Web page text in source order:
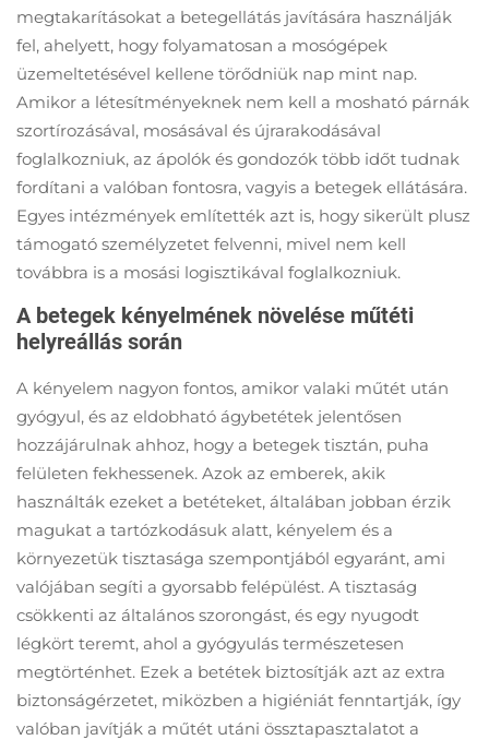
megtakarításokat a betegellátás javítására használják
fel, ahelyett, hogy folyamatosan a mosógépek
üzemeltetésével kellene törődniük nap mint nap.
Amikor a létesítményeknek nem kell a mosható párnák
szortírozásával, mosásával és újrarakodásával
foglalkozniuk, az ápolók és gondozók több időt tudnak
fordítani a valóban fontosra, vagyis a betegek ellátására.
Egyes intézmények említették azt is, hogy sikerült plusz
támogató személyzetet felvenni, mivel nem kell
továbbra is a mosási logisztikával foglalkozniuk.
A betegek kényelmének növelése műtéti
helyreállás során
A kényelem nagyon fontos, amikor valaki műtét után
gyógyul, és az eldobható ágybetétek jelentősen
hozzájárulnak ahhoz, hogy a betegek tisztán, puha
felületen fekhessenek. Azok az emberek, akik
használták ezeket a betéteket, általában jobban érzik
magukat a tartózkodásuk alatt, kényelem és a
környezetük tisztasága szempontjából egyaránt, ami
valójában segíti a gyorsabb felépülést. A tisztaság
csökkenti az általános szorongást, és egy nyugodt
légkört teremt, ahol a gyógyulás természetesen
megtörténhet. Ezek a betétek biztosítják azt az extra
biztonságérzetet, miközben a higiéniát fenntartják, így
valóban javítják a műtét utáni össztapasztalatot a